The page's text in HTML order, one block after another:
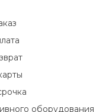
оборудования